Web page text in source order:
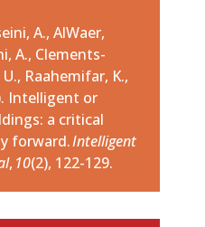
A., AlWaer,
A., Clements-
Raahemifar, K.,
Intelligent or
a critical
forward.Intelligent
, 10(2), 122-129.